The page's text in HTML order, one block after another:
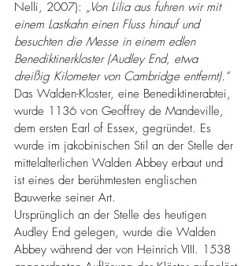
Nelli, 2007): „Von Lilia aus fuhren wir mit
einem Lastkahn einen Fluss hinauf und
besuchten die Messe in einem edlen
Benediktinerkloster (Audley End, etwa
dreißig Kilometer von Cambridge entfernt).“
Das Walden-Kloster, eine Benediktinerabtei,
wurde 1136 von Geoffrey de Mandeville,
dem ersten Earl of Essex, gegründet. Es
wurde im jakobinischen Stil an der Stelle der
mittelalterlichen Walden Abbey erbaut und
ist eines der berühmtesten englischen
Bauwerke seiner Art.
Ursprünglich an der Stelle des heutigen
Audley End gelegen, wurde die Walden
Abbey während der von Heinrich VIII. 1538